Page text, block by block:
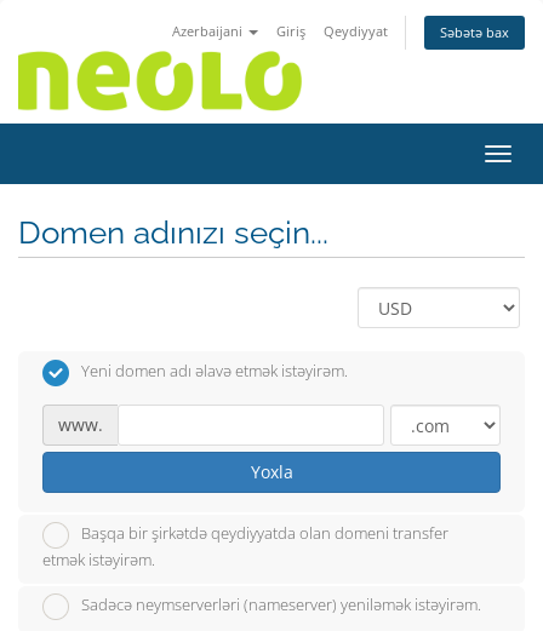
Azerbaijani Giriş Qeydiyyat Səbətə bax
Domen adınızı seçin...
Yeni domen adı əlavə etmək istəyirəm.
www.
Yoxla
Başqa bir şirkətdə qeydiyyatda olan domeni transfer
etmək istəyirəm.
Sadəcə neymserverləri (nameserver) yeniləmək istəyirəm.